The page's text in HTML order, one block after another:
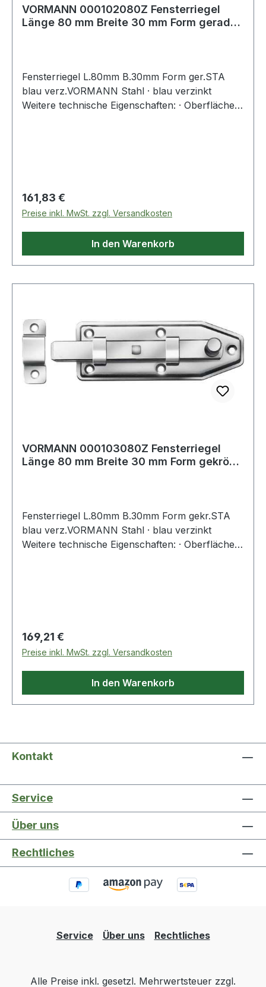
VORMANN 000102080Z Fensterriegel
Länge 80 mm Breite 30 mm Form gerade
Fensterriegel L.80mm B.30mm Form ger.STA
blau verz.VORMANN Stahl · blau verzinkt
Weitere technische Eigenschaften: · Oberfläche:
Regulärer Preis:
161,83 €
Preise inkl. MwSt. zzgl. Versandkosten
In den Warenkorb
VORMANN 000103080Z Fensterriegel
Länge 80 mm Breite 30 mm Form gekröpft
Fensterriegel L.80mm B.30mm Form gekr.STA
blau verz.VORMANN Stahl · blau verzinkt
Weitere technische Eigenschaften: · Oberfläche:
Regulärer Preis:
169,21 €
Preise inkl. MwSt. zzgl. Versandkosten
In den Warenkorb
Kontakt
Service
Über uns
Rechtliches
Service Über uns Rechtliches
Alle Preise inkl. gesetzl. Mehrwertsteuer zzgl.